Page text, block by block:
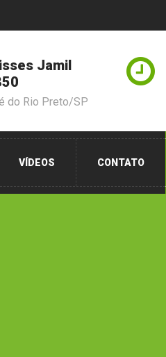
Jamil
do Rio Preto/SP
VÍDEOS CONTATO